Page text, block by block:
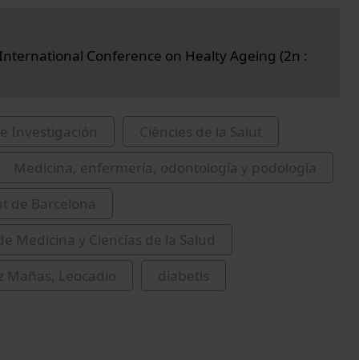
Conference on Healty Ageing (2n :
Investigación
Ciències de la Salut
Medicina, enfermería, odontología y podología
de Barcelona
Medicina y Ciencias de la Salud
Mañas, Leocadio
diabetis